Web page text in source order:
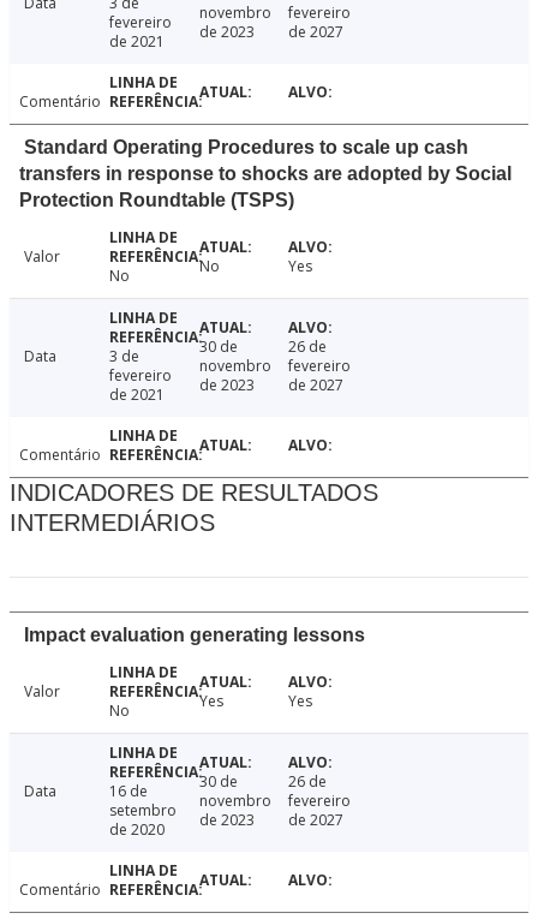
fevereiro
de 2021
novembro
de 2023
fevereiro
de 2027
Comentário
Standard Operating Procedures to scale up cash
transfers in response to shocks are adopted by Social
Protection Roundtable (TSPS)
Valor
No
No Yes
Data
3 de
fevereiro
de 2021
30 de
novembro
de 2023
26 de
fevereiro
de 2027
Comentário
INDICADORES DE RESULTADOS
INTERMEDIÁRIOS
Impact evaluation generating lessons
Valor
No
Yes Yes
Data
16 de
setembro
de 2020
30 de
novembro
de 2023
26 de
fevereiro
de 2027
Comentário